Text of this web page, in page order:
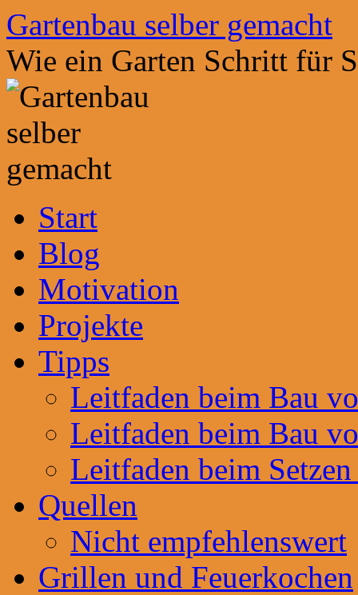
Zum
Inhalt
springen
Gartenbau selber gemacht
Wie ein Garten Schritt für
Start
Blog
Motivation
Projekte
Tipps
Leitfaden beim Bau
Leitfaden beim Bau
Leitfaden beim
Quellen
Nicht empfehlenswert
Grillen und Feuerkochen